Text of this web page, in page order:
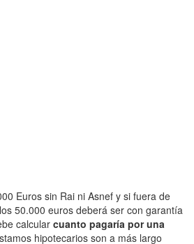
Euros sin Rai ni Asnef y si fuera de
50.000 euros deberá ser con garantía
calcular cuanto pagaría por una
hipotecarios son a más largo